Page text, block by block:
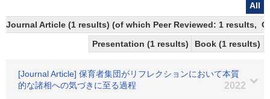
All
Journal Article (1 results) (of which Peer Reviewed: 1 results,
Presentation (1 results)
Book (1 results)
[Journal Article] 保育者集団がリフレクションにおいて本質
的な諸相への気づきに至る過程
2022